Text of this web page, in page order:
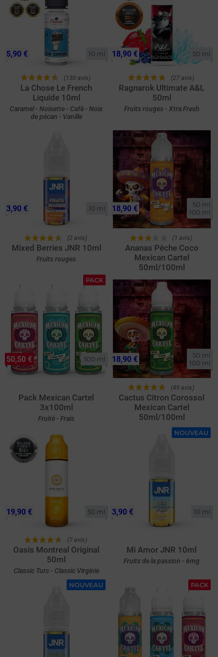
10 ml
(130 avis)
La Chose Le French
Liquide 10ml
Caramel - Noisette - Café - Noix
de pécan - Vanille
5,90 € 50 ml
(27 avis)
Ragnarok Ultimate A&L
50ml
Fruits rouges - Xtra Fresh
18,90 €
10 ml
(2 avis)
Mixed Berries JNR 10ml
Fruits rouges
3,90 €
50 ml
100 ml
(1 avis)
Ananas Pêche Coco
Mexican Cartel
50ml/100ml
18,90 €
PACK
300 ml
Pack Mexican Cartel
3x100ml
Fruité - Frais
50,50 €
50 ml
100 ml
(49 avis)
Cactus Citron Corossol
Mexican Cartel
50ml/100ml
18,90 €
50 ml
(7 avis)
Oasis Montreal Original
50ml
Classic Turc - Classic Virginie
19,90 €
NOUVEAU
10 ml
Mi Amor JNR 10ml
Fruits de la passion - 6mg
3,90 €
NOUVEAU PACK